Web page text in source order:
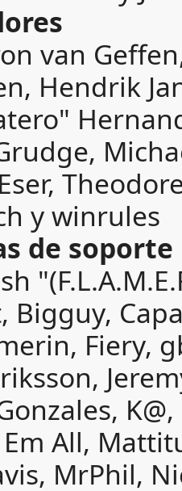
van
Hendrik
y winrules
de soporte
Bigguy,
Fiery,
All,
MrPhil,